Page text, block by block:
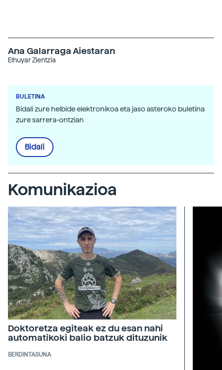
Ana Galarraga Aiestaran
Elhuyar Zientzia
BULETINA
Bidali zure helbide elektronikoa eta jaso asteroko buletina
zure sarrera-ontzian
Bidali
Komunikazioa
Doktoretza egiteak ez du esan nahi
automatikoki balio batzuk dituzunik
BERDINTASUNA